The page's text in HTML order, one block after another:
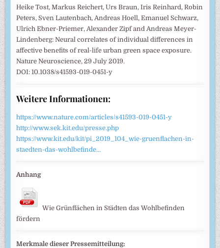
Heike Tost, Markus Reichert, Urs Braun, Iris Reinhard, Robin
Peters, Sven Lautenbach, Andreas Hoell, Emanuel Schwarz,
Ulrich Ebner-Priemer, Alexander Zipf and Andreas Meyer-
Lindenberg: Neural correlates of individual differences in
affective benefits of real-life urban green space exposure.
Nature Neuroscience, 29 July 2019.
DOI: 10.1038/s41593-019-0451-y
Weitere Informationen:
https://www.nature.com/articles/s41593-019-0451-y
http://www.sek.kit.edu/presse.php
https://www.kit.edu/kit/pi_2019_104_wie-gruenflachen-in-
staedten-das-wohlbefinde…
Anhang
Wie Grünflächen in Städten das Wohlbefinden
fördern
Merkmale dieser Pressemitteilung: